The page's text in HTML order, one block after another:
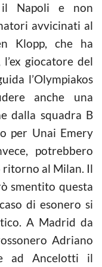
il Napoli e non
avvicinati al
Klopp, che ha
giocatore del
l’Olympiakos
anche una
dalla squadra B
per Unai Emery
potrebbero
ritorno al Milan. Il
smentito questa
di esonero si
A Madrid da
Adriano
ad Ancelotti il